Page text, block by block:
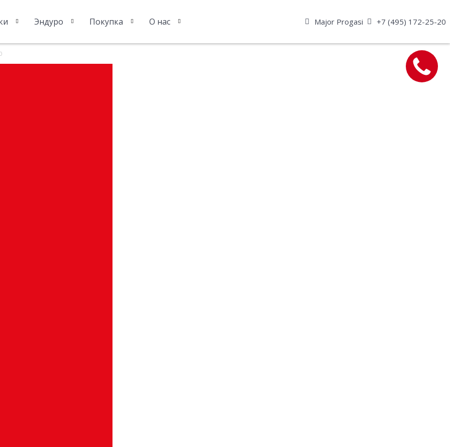
Эндуро Покупка О нас Major Progasi +7 (495) 172-25-20